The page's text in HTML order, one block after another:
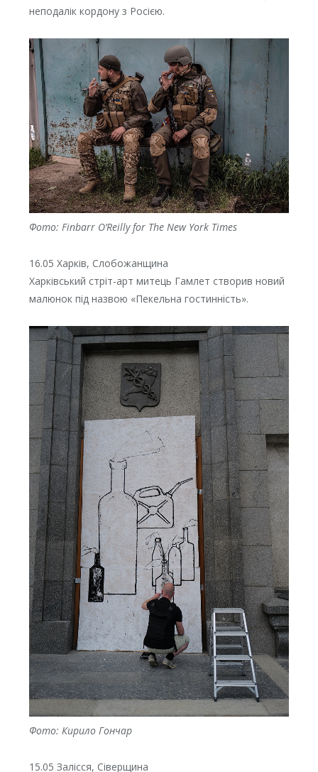
неподалік кордону з Росією.
Фото: Finbarr O’Reilly for The New York Times
16.05 Харків, Слобожанщина
Харківський стріт-арт митець Гамлет створив новий
малюнок під назвою «Пекельна гостинність».
Фото: Кирило Гончар
15.05 Залісся, Сіверщина